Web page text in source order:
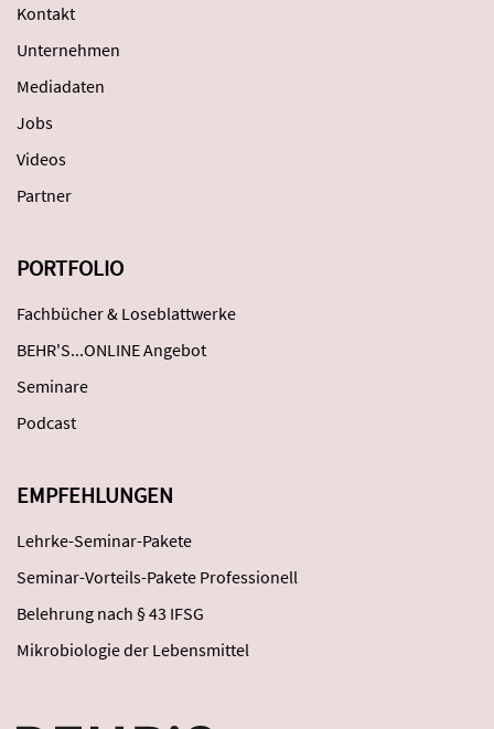
Kontakt
Unternehmen
Mediadaten
Jobs
Videos
Partner
PORTFOLIO
Fachbücher & Loseblattwerke
BEHR'S...ONLINE Angebot
Seminare
Podcast
EMPFEHLUNGEN
Lehrke-Seminar-Pakete
Seminar-Vorteils-Pakete Professionell
Belehrung nach § 43 IFSG
Mikrobiologie der Lebensmittel